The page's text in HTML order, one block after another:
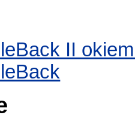
II